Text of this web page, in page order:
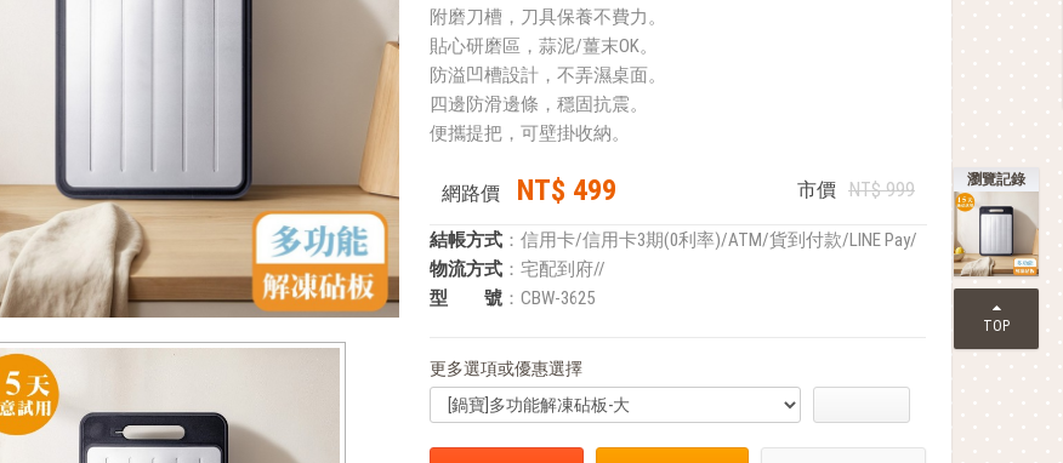
附磨刀槽，刀具保養不費力。
貼心研磨區，蒜泥/薑末OK。
防溢凹槽設計，不弄濕桌面。
四邊防滑邊條，穩固抗震。
便攜提把，可壁掛收納。
網路價 NT$ 499 市價 NT$ 999
結帳方式 ：信用卡/信用卡3期(0利率)/ATM/貨到付款/LINE Pay/
物流方式 ：宅配到府//
型 號 ：CBW-3625
更多選項或優惠選擇
瀏覽記錄
TOP